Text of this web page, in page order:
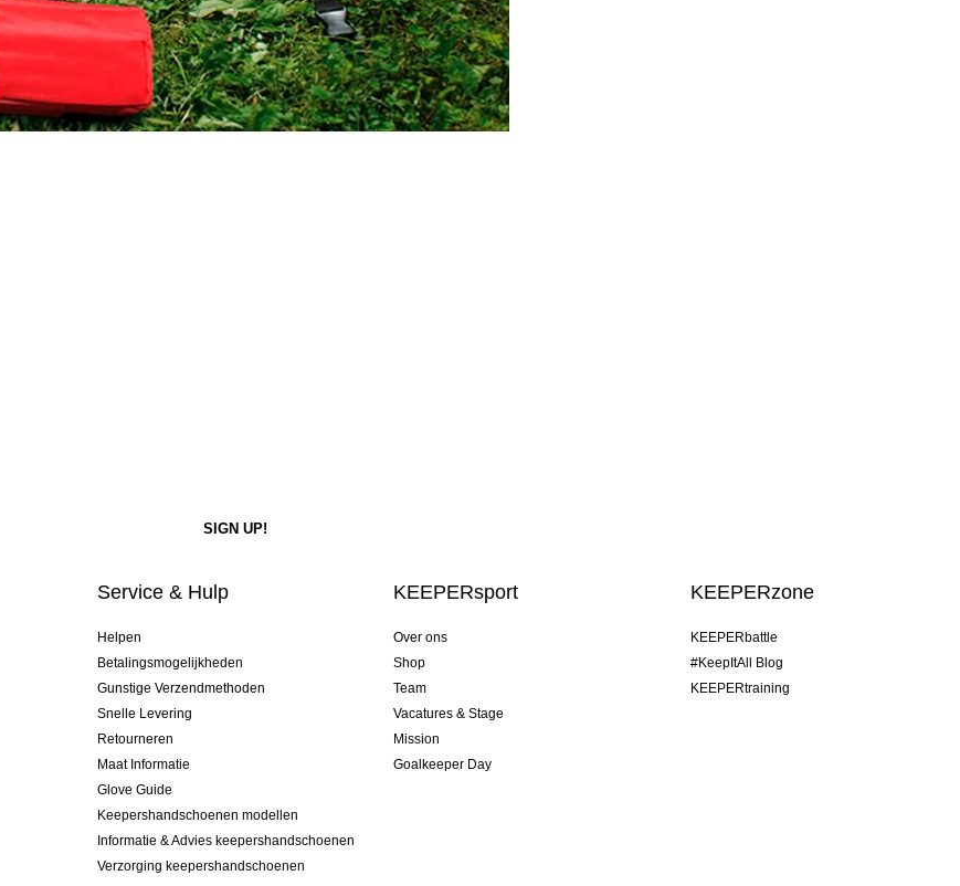
Service & Hulp
Helpen
Betalingsmogelijkheden
Gunstige Verzendmethoden
Snelle Levering
Retourneren
Maat Informatie
Glove Guide
Keepershandschoenen modellen
Informatie & Advies keepershandschoenen
Verzorging keepershandschoenen
KEEPERsport
Over ons
Shop
Team
Vacatures & Stage
Mission
Goalkeeper Day
KEEPERzone
KEEPERbattle
#KeepItAll Blog
KEEPERtraining